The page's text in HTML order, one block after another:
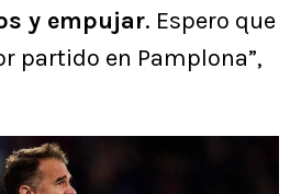
y empujar. Espero que
partido en Pamplona”,